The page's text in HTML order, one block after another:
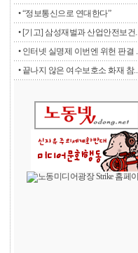
• “정보통신으로 연대한다”
• [기고] 삼성재벌과 산업안전보건..
• 인터넷 실명제 이번엔 위헌 판결 ..
• 끝나지 않은 여수보호소 화재 참..